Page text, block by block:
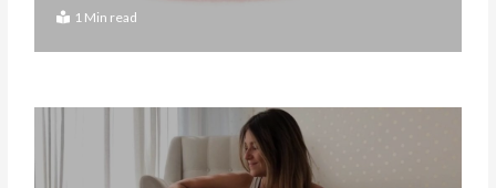
1 Min read